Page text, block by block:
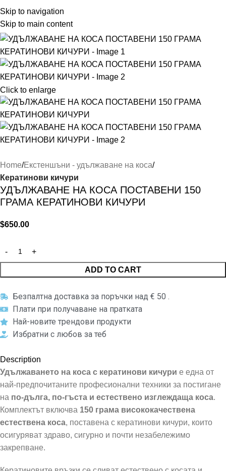
Skip to navigation
Skip to main content
Click to enlarge
Home Екстеншъни - удължаване на коса
Кератинови кичури
УДЪЛЖАВАНЕ НА КОСА ПОСТАВЕНИ 150
ГРАМА КЕРАТИНОВИ КИЧУРИ
$650.00
ADD TO CART
Безпалтна доставка за поръчки над € 50 .
Плати при получаване на пратката
Най-новите трендови продукти
Избратни с любов за теб
Description
Удължаването на коса с кератинови кичури е една от
най-предпочитаните професионални техники за постигане
на по-дълга, по-гъста и естествено изглеждаща коса.
Комплектът включва 150 грама висококачествена
естествена коса, поставена с кератинови кичури, които
осигуряват здраво, сигурно и почти незабележимо
закрепване.